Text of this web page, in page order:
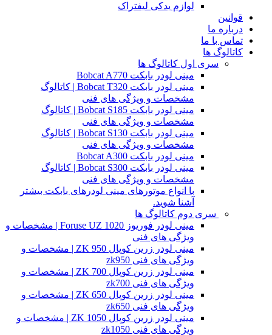
لوازم یدکی لیفتراک
قوانین
درباره ما
تماس با ما
کاتالوگ ها
سری اول کاتالوگ ها
مینی لودر بابکت Bobcat A770
مینی لودر بابکت Bobcat T320 | کاتالوگ
مشخصات و ویژگی های فنی
مینی لودر بابکت Bobcat S185 | کاتالوگ
مشخصات و ویژگی های فنی
مینی لودر بابکت Bobcat S130 | کاتالوگ
مشخصات و ویژگی های فنی
مینی لودر بابکت Bobcat A300
مینی لودر بابکت Bobcat S300 | کاتالوگ
مشخصات و ویژگی های فنی
با انواع موتورهای مینی لودرهای بابکت بیشتر
آشنا شوید.
سری دوم کاتالوگ ها
مینی لودر فوریوز Foruse UZ 1020 | مشخصات و
ویژگی های فنی
مینی لودر زرین کوپال ZK 950 | مشخصات و
ویژگی های فنی zk950
مینی لودر زرین کوپال ZK 700 | مشخصات و
ویژگی های فنی zk700
مینی لودر زرین کوپال ZK 650 | مشخصات و
ویژگی های فنی zk650
مینی لودر زرین کوپال ZK 1050 | مشخصات و
ویژگی های فنی zk1050